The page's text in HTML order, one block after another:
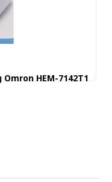
HEM-7142T1